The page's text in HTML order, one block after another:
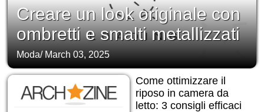
Creare un look originale con
ombretti e smalti metallizzati
Moda/ March 03, 2025
Come ottimizzare il
riposo in camera da
letto: 3 consigli efficaci